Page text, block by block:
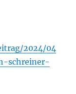
2024/04
schreiner-